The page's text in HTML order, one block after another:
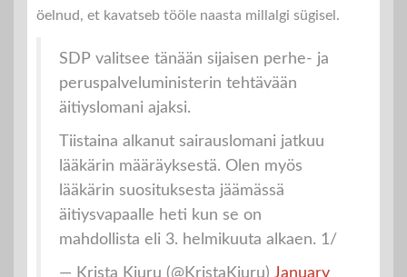
öelnud, et kavatseb tööle naasta millalgi sügisel.
SDP valitsee tänään sijaisen perhe- ja
peruspalveluministerin tehtävään
äitiyslomani ajaksi.
Tiistaina alkanut sairauslomani jatkuu
lääkärin määräyksestä. Olen myös
lääkärin suosituksesta jäämässä
äitiysvapaalle heti kun se on
mahdollista eli 3. helmikuuta alkaen. 1/
— Krista Kiuru (@KristaKiuru) January